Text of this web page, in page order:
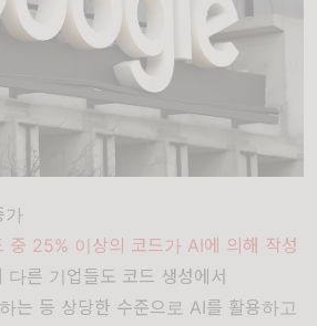
가
중 25% 이상의 코드가 AI에 의해 작성
른 기업들도 코드 생성에서
는 등 상당한 수준으로 AI를 활용하고